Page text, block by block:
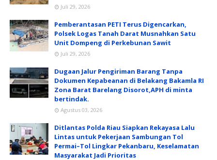
Juli 29, 2026
Pemberantasan PETI Terus Digencarkan,
Polsek Logas Tanah Darat Musnahkan Satu
Unit Dompeng di Perkebunan Sawit
Juli 29, 2026
Dugaan Jalur Pengiriman Barang Tanpa
Dokumen Kepabeanan di Belakang Bakamla RI
Zona Barat Barelang Disorot,APH di minta
bertindak.
Agustus 03, 2026
Ditlantas Polda Riau Siapkan Rekayasa Lalu
Lintas untuk Pekerjaan Sambungan Tol
Permai–Tol Lingkar Pekanbaru, Keselamatan
Masyarakat Jadi Prioritas